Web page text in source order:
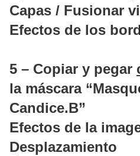
Capas / Fusionar
Efectos de los
5 – Copiar y pegar
la máscara
Candice.B”
Efectos de la
Desplazamiento